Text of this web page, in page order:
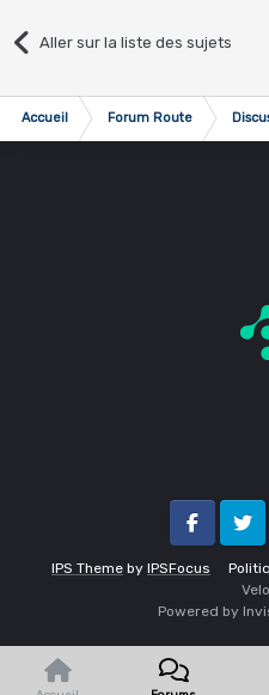
Aller sur la liste des sujets
Accueil Forum Route
IPS Theme by IPSFocus
FacebookTwitter
Powered by